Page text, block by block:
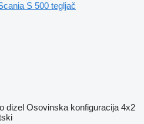
S 500 tegljač
dizel Osovinska konfiguracija 4x2